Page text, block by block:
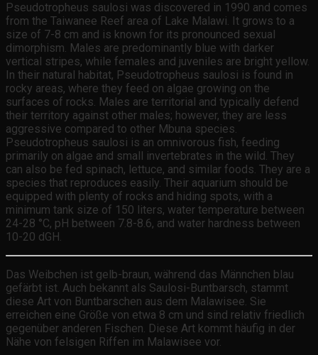
Pseudotropheus saulosi was discovered in 1990 and comes
from the Taiwanee Reef area of Lake Malawi. It grows to a
size of 7-8 cm and is known for its pronounced sexual
dimorphism. Males are predominantly blue with darker
vertical stripes, while females and juveniles are bright yellow.
In their natural habitat, Pseudotropheus saulosi is found in
rocky areas, where they feed on algae growing on the
surfaces of rocks. Males are territorial and typically defend
their territory against other males; however, they are less
aggressive compared to other Mbuna species.
Pseudotropheus saulosi is an omnivorous fish, feeding
primarily on algae and small invertebrates in the wild. They
can also be fed spinach, lettuce, and similar foods. They are a
species that reproduces easily. Their aquarium should be
equipped with plenty of rocks and hiding spots, with a
minimum tank size of 150 liters, water temperature between
24-28 °C, pH between 7.8-8.6, and water hardness between
10-20 dGH.
Das Weibchen ist gelb-braun, während das Männchen blau
gefärbt ist. Auch bekannt als Saulosi-Buntbarsch, stammt
diese Art von Buntbarschen aus dem Malawisee. Sie
erreichen eine Größe von etwa 8 cm und sind relativ friedlich
gegenüber anderen Fischen. Diese Art kommt häufig in der
Nähe von felsigen Riffen im Malawisee vor.